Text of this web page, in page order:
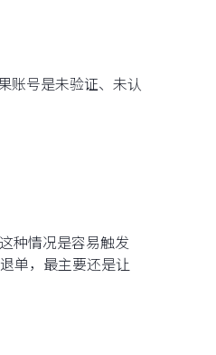
账号是未验证、未认
种情况是容易触发
单，最主要还是让